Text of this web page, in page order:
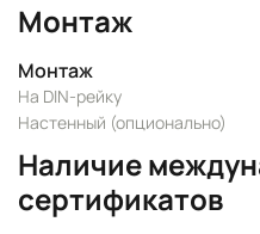
Монтаж
Монтаж
На DIN-рейку
Настенный (опционально)
Наличие
сертификатов